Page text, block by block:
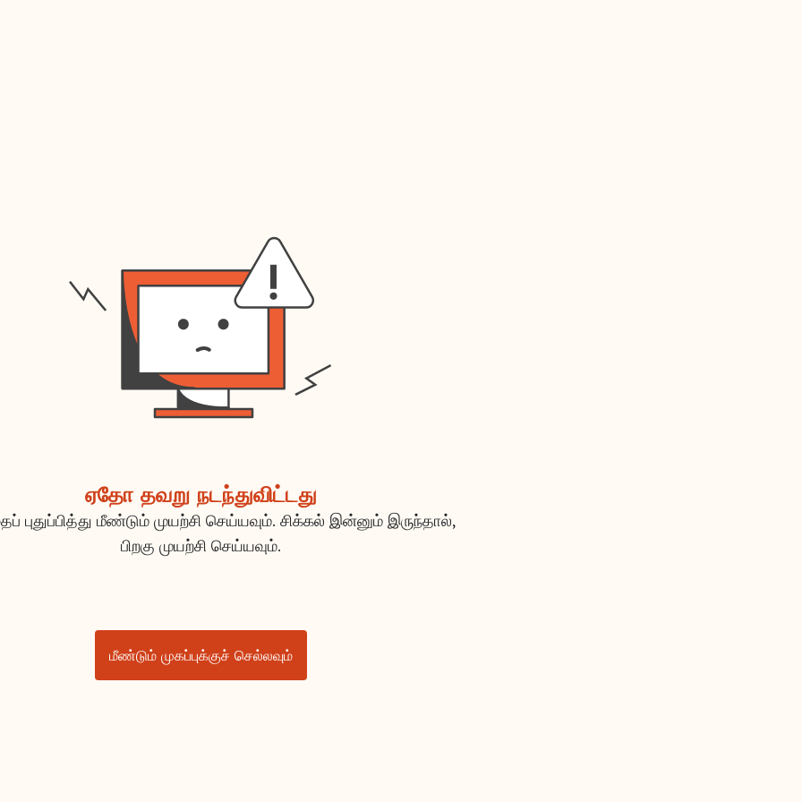
ஏதோ தவறு நடந்துவிட்டது
புதுப்பித்து மீண்டும் முயற்சி செய்யவும். சிக்கல் இன்னும் இருந்தால்,
பிறகு முயற்சி செய்யவும்.
மீண்டும் முகப்புக்குச் செல்லவும்